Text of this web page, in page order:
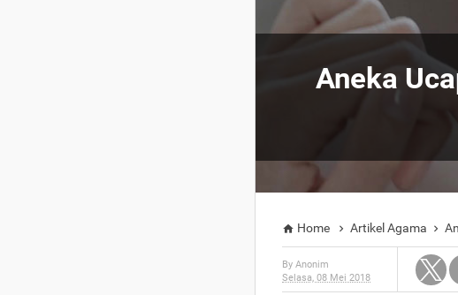
Aneka
 Home  Artikel Agama 
By Anonim
Selasa, 08 Mei 2018